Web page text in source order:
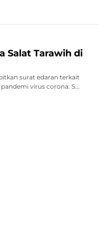
Salat Tarawih di
surat edaran terkait
virus corona. S...